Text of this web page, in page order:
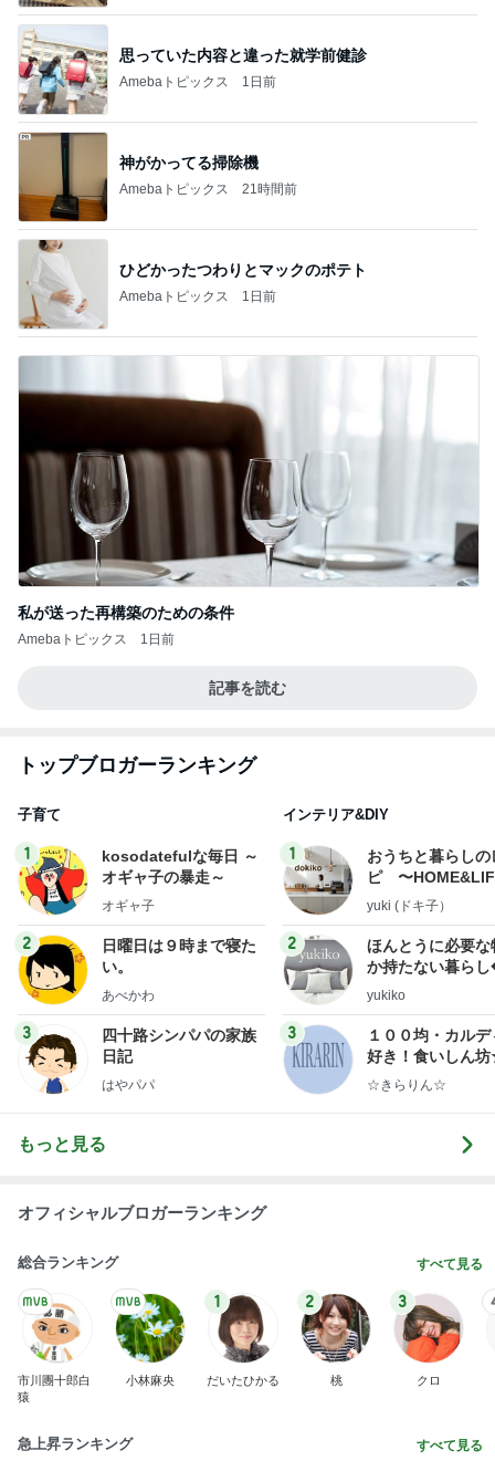
思っていた内容と違った就学前健診
Amebaトピックス 1日前
神がかってる掃除機
Amebaトピックス 21時間前
ひどかったつわりとマックのポテト
Amebaトピックス 1日前
私が送った再構築のための条件
Amebaトピックス 1日前
記事を読む
トップブロガーランキング
子育て
1
kosodatefulな毎日 ～
オギャ子の暴走～
オギャ子
2
日曜日は９時まで寝た
い。
あべかわ
3
四十路シンパパの家族
日記
はやパパ
インテリア&DIY
1
おうちと暮らしの
ピ 〜
yuki (ドキ子）
2
ほんとうに必要な
か持たない暮ら
ep Life Simple◆
ンテリアのきろく
yukiko
3
１００均・カルデ
好き！食いしん
らりん☆のブログ
☆きらりん☆
もっと見る
オフィシャルブロガーランキング
総合ランキング すべて見る
市川團十郎白
猿
小林麻央
1
だいたひかる
2
桃
3
クロ
急上昇ランキング すべて見る